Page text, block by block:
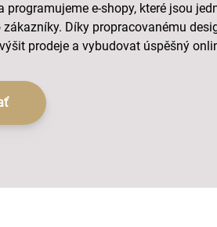
programujeme e-shopy, které jsou
zákazníky. Díky propracovanému
prodeje a vybudovat úspěšný